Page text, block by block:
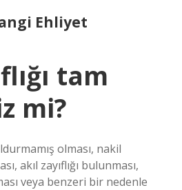
Ehliyet
tam
mi?
olması, nakil
akıl zayıflığı bulunması,
veya benzeri bir nedenle